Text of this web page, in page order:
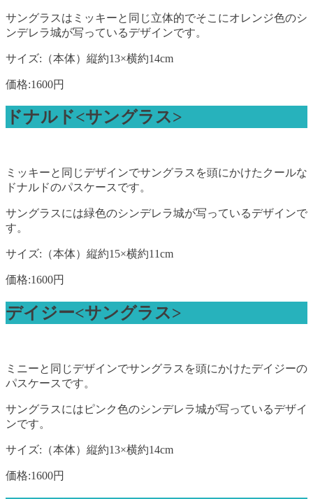
サングラスはミッキーと同じ立体的でそこにオレンジ色のシ
ンデレラ城が写っているデザインです。
サイズ:（本体）縦約13×横約14cm
価格:1600円
ドナルド<サングラス>
ミッキーと同じデザインでサングラスを頭にかけたクールな
ドナルドのパスケースです。
サングラスには緑色のシンデレラ城が写っているデザインで
す。
サイズ:（本体）縦約15×横約11cm
価格:1600円
デイジー<サングラス>
ミニーと同じデザインでサングラスを頭にかけたデイジーの
パスケースです。
サングラスにはピンク色のシンデレラ城が写っているデザイ
ンです。
サイズ:（本体）縦約13×横約14cm
価格:1600円